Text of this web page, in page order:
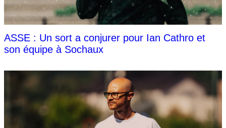
ASSE : Un sort a conjurer pour Ian Cathro et
son équipe à Sochaux